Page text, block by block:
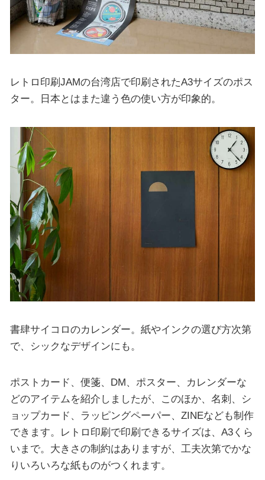
レトロ印刷JAMの台湾店で印刷されたA3サイズのポス
ター。日本とはまた違う色の使い方が印象的。
書肆サイコロのカレンダー。紙やインクの選び方次第
で、シックなデザインにも。
ポストカード、便箋、DM、ポスター、カレンダーな
どのアイテムを紹介しましたが、このほか、名刺、シ
ョップカード、ラッピングペーパー、ZINEなども制作
できます。レトロ印刷で印刷できるサイズは、A3くら
いまで。大きさの制約はありますが、工夫次第でかな
りいろいろな紙ものがつくれます。